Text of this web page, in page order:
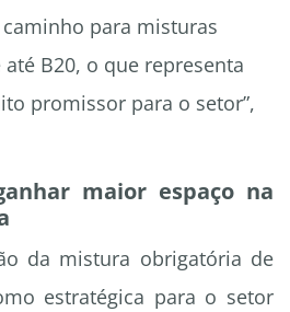
caminho para misturas
B20, o que representa
promissor para o setor”,
maior espaço na
da mistura obrigatória de
estratégica para o setor